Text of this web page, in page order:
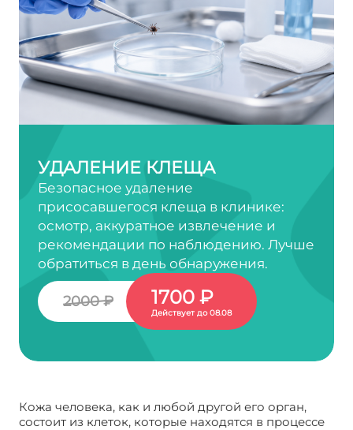
УДАЛЕНИЕ КЛЕЩА
Безопасное удаление
присосавшегося клеща в клинике:
осмотр, аккуратное извлечение и
рекомендации по наблюдению. Лучше
обратиться в день обнаружения.
2000 ₽ 1700 ₽
Действует до 08.08
Кожа человека, как и любой другой его орган,
состоит из клеток, которые находятся в процессе